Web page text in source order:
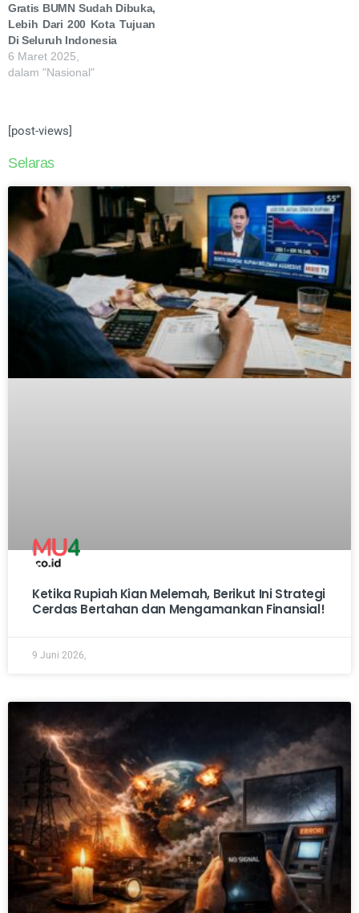
Gratis BUMN Sudah Dibuka,
Lebih Dari 200 Kota Tujuan
Di Seluruh Indonesia
6 Maret 2025,
dalam "Nasional"
[post-views]
Selaras
Ketika Rupiah Kian Melemah, Berikut Ini Strategi
Cerdas Bertahan dan Mengamankan Finansial!
9 Juni 2026,